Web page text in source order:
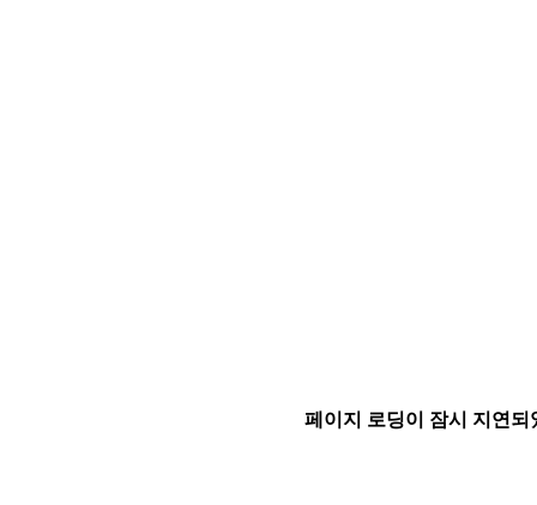
페이지 로딩이 잠시 지연